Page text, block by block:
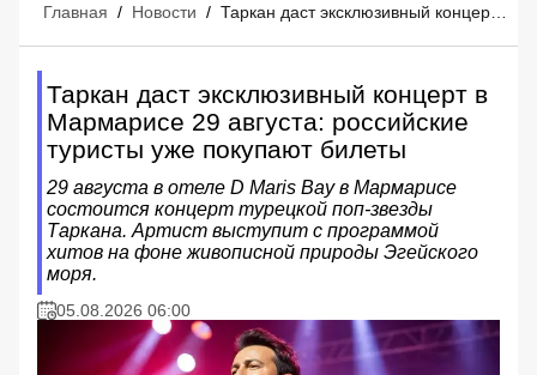
Главная / Новости /
Таркан даст эксклюзивный концерт в
Мармарисе 29 августа: российские
туристы уже покупают билеты
29 августа в отеле D Maris Bay в Мармарисе
состоится концерт турецкой поп-звезды
Таркана. Артист выступит с программой
хитов на фоне живописной природы Эгейского
моря.
05.08.2026 06:00